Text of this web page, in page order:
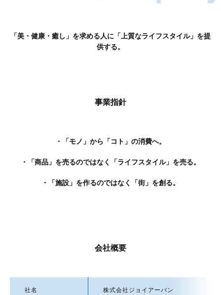
「美・健康・癒し」を求める人に「上質なライフスタイル」を提
供する。
事業指針
・「モノ」から「コト」の消費へ。
・「商品」を売るのではなく「ライフスタイル」を売る。
・「施設」を作るのではなく「街」を創る。
会社概要
社名 株式会社ジョイアーバン